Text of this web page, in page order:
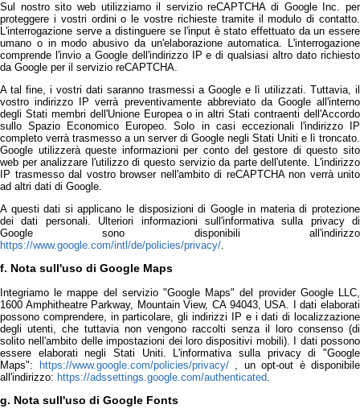
Sul nostro sito web utilizziamo il servizio reCAPTCHA di Google Inc. per
proteggere i vostri ordini o le vostre richieste tramite il modulo di contatto.
L'interrogazione serve a distinguere se l'input è stato effettuato da un essere
umano o in modo abusivo da un'elaborazione automatica. L'interrogazione
comprende l'invio a Google dell'indirizzo IP e di qualsiasi altro dato richiesto
da Google per il servizio reCAPTCHA.
A tal fine, i vostri dati saranno trasmessi a Google e lì utilizzati. Tuttavia, il
vostro indirizzo IP verrà preventivamente abbreviato da Google all'interno
degli Stati membri dell'Unione Europea o in altri Stati contraenti dell'Accordo
sullo Spazio Economico Europeo. Solo in casi eccezionali l'indirizzo IP
completo verrà trasmesso a un server di Google negli Stati Uniti e lì troncato.
Google utilizzerà queste informazioni per conto del gestore di questo sito
web per analizzare l'utilizzo di questo servizio da parte dell'utente. L'indirizzo
IP trasmesso dal vostro browser nell'ambito di reCAPTCHA non verrà unito
ad altri dati di Google.
A questi dati si applicano le disposizioni di Google in materia di protezione
dei dati personali. Ulteriori informazioni sull'informativa sulla privacy di
Google sono disponibili all'indirizzo
https://www.google.com/intl/de/policies/privacy/.
f. Nota sull'uso di Google Maps
Integriamo le mappe del servizio "Google Maps" del provider Google LLC,
1600 Amphitheatre Parkway, Mountain View, CA 94043, USA. I dati elaborati
possono comprendere, in particolare, gli indirizzi IP e i dati di localizzazione
degli utenti, che tuttavia non vengono raccolti senza il loro consenso (di
solito nell'ambito delle impostazioni dei loro dispositivi mobili). I dati possono
essere elaborati negli Stati Uniti. L'informativa sulla privacy di "Google
Maps":
https://www.google.com/policies/privacy/, un opt-out è disponibile
all'indirizzo: https://adssettings.google.com/authenticated
g. Nota sull'uso di Google Fonts